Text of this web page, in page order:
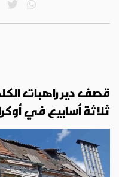
قصف دير راهبات
ثلاثة أسابيع في